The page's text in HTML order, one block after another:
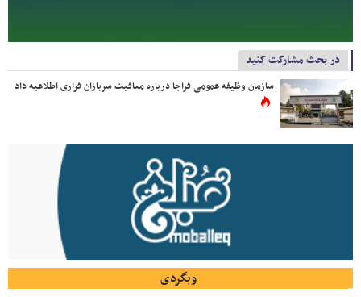
در بحث مشارکت کنید
سازمان وظیفه عمومی فراجا درباره معافیت سربازان فراری اطلاعیه داد
وبگردی